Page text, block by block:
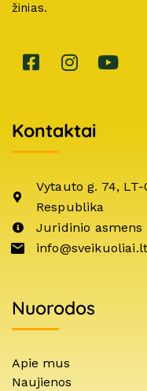
žinias.
Kontaktai
Vytauto g. 74,
Respublika
Juridinio asmens
info@sveikuoliai.lt
Nuorodos
Apie mus
Naujienos